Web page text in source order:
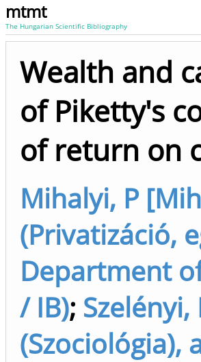
mtmt
The Hungarian Scientific Bibliography
Wealth and
of Piketty's
of return on
Mihalyi, P
(Privatizáció,
Department
/ IB);
(Szociológia),